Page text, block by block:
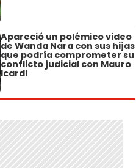
Apareció un polémico video
de Wanda Nara con sus hijas
que podría comprometer su
conflicto judicial con Mauro
Icardi